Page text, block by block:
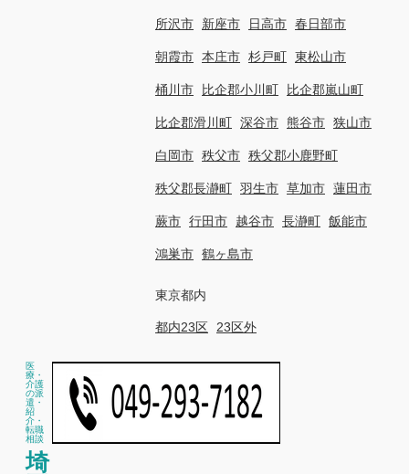
所沢市 新座市 日高市 春日部市
朝霞市 本庄市 杉戸町 東松山市
桶川市 比企郡小川町 比企郡嵐山町
比企郡滑川町 深谷市 熊谷市 狭山市
白岡市 秩父市 秩父郡小鹿野町
秩父郡長瀞町 羽生市 草加市 蓮田市
蕨市 行田市 越谷市 長瀞町 飯能市
鴻巣市 鶴ヶ島市
東京都内
都内23区 23区外
医
療・
介護
の派
遣・
紹
介・
転職
相談
埼